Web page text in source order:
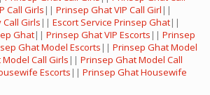
Call Girls || Prinsep Ghat VIP Call Girl ||
Call Girls || Escort Service Prinsep Ghat||
Ghat|| Prinsep Ghat VIP Escorts || Prinsep
Ghat Model Escorts || Prinsep Ghat Model
Call Girls || Prinsep Ghat Model Call
Escorts || Prinsep Ghat Housewife